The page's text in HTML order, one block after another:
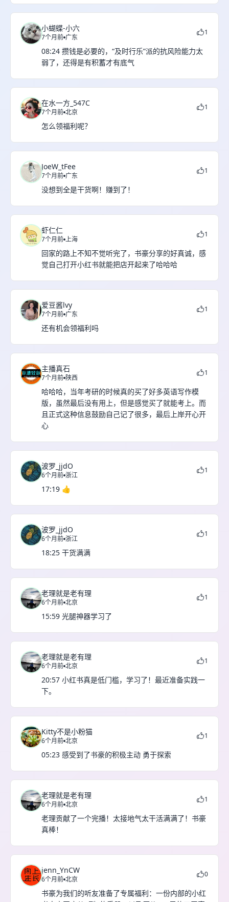
小蝴蝶-小六
7个月前 广东
1
08:24 攒钱是必要的，“及时行乐”派的抗风险能力太
弱了，还得是有积蓄才有底气
在水一方_547C
7个月前 北京
1
怎么领福利呢？
JoeW_tFee
7个月前 广东
1
没想到全是干货啊！赚到了！
虾仁仁
7个月前 上海
1
回家的路上不知不觉听完了，书豪分享的好真诚，感
觉自己打开小红书就能把店开起来了哈哈哈
爱豆酱lvy
7个月前 广东
1
还有机会领福利吗
主播真石
7个月前 陕西
1
哈哈哈，当年考研的时候真的买了好多英语写作模
版，虽然最后没有用上，但是感觉买了就能考上。而
且正式这种信息鼓励自己记了很多，最后上岸开心开
心
波罗_jjdO
6个月前 浙江
1
17:19 👍
波罗_jjdO
6个月前 浙江
1
18:25 干货满满
老理就是老有理
6个月前 北京
1
15:59 光腿神器学习了
老理就是老有理
6个月前 北京
1
20:57 小红书真是低门槛，学习了！最近准备实践一
下。
Kitty不是小粉猫
6个月前 北京
1
05:23 感受到了书豪的积极主动 勇于探索
老理就是老有理
6个月前 北京
1
老理贡献了一个完播！太接地气太干活满满了！书豪
真棒！
jenn_YnCW
6个月前 北京
0
书豪为我们的听友准备了专属福利：一份内部的小红